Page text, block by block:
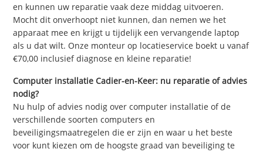
en kunnen uw reparatie vaak deze middag uitvoeren.
Mocht dit onverhoopt niet kunnen, dan nemen we het
apparaat mee en krijgt u tijdelijk een vervangende laptop
als u dat wilt. Onze monteur op locatieservice boekt u vanaf
€70,00 inclusief diagnose en kleine reparatie!
Computer installatie Cadier-en-Keer: nu reparatie of advies
nodig?
Nu hulp of advies nodig over computer installatie of de
verschillende soorten computers en
beveiligingsmaatregelen die er zijn en waar u het beste
voor kunt kiezen om de hoogste graad van beveiliging te